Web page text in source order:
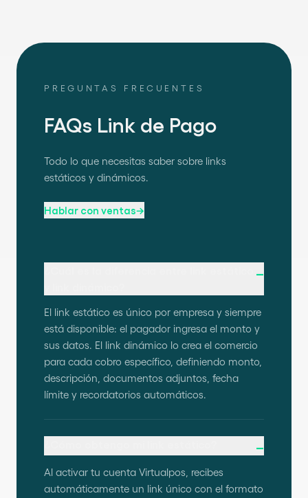
PREGUNTAS FRECUENTES
FAQs Link de Pago
Todo lo que necesitas saber sobre links
estáticos y dinámicos.
Hablar con ventas→
–
El link estático es único por empresa y siempre
está disponible: el pagador ingresa el monto y
sus datos. El link dinámico lo crea el comercio
para cada cobro específico, definiendo monto,
descripción, documentos adjuntos, fecha
límite y recordatorios automáticos.
–
Al activar tu cuenta Virtualpos, recibes
automáticamente un link único con el formato